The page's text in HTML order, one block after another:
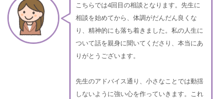
こちらでは4回目の相談となります。先生に
相談を始めてから、体調がだんだん良くな
り、精神的にも落ち着きました。私の人生に
ついて話を親身に聞いてくださり、本当にあ
りがとうございます。
先生のアドバイス通り、小さなことでは動揺
しないように強い心を作っていきます。これ